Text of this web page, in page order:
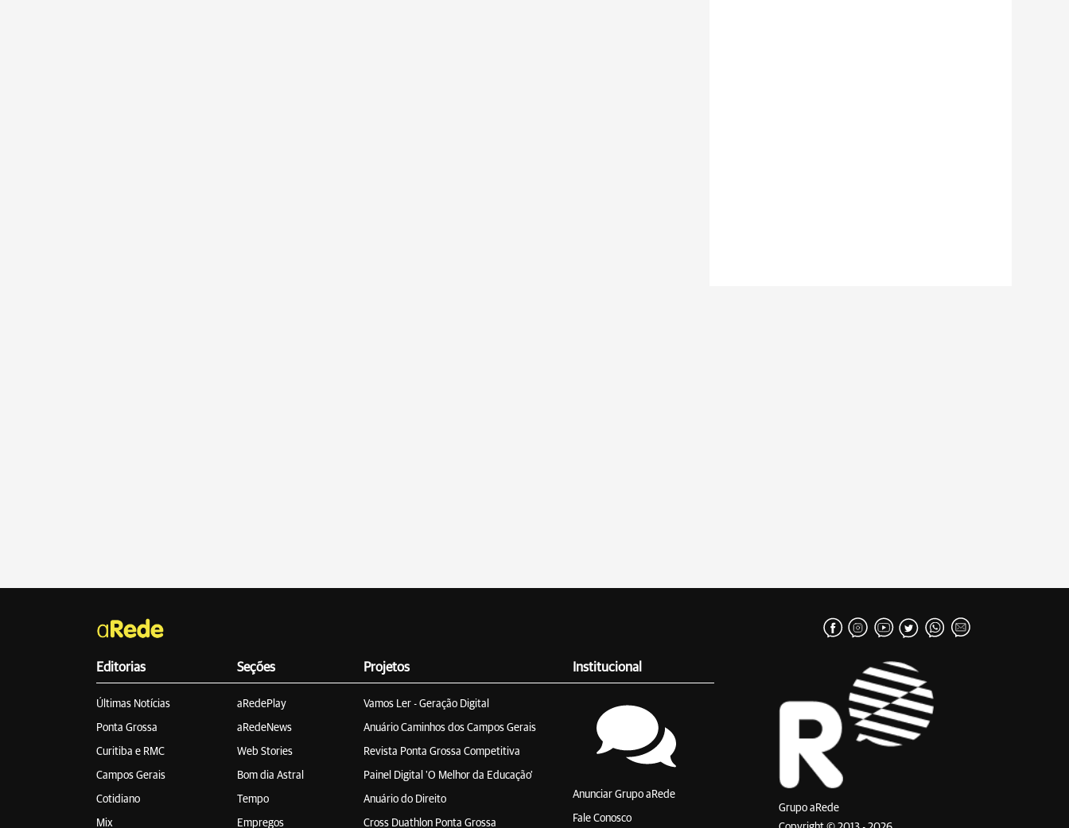
Editorias
Últimas Notícias
Ponta Grossa
Curitiba e RMC
Campos Gerais
Cotidiano
Mix
Seções
aRedePlay
aRedeNews
Web Stories
Bom dia Astral
Tempo
Empregos
Projetos
Vamos Ler - Geração Digital
Anuário Caminhos dos Campos Gerais
Revista Ponta Grossa Competitiva
Painel Digital 'O Melhor da Educação'
Anuário do Direito
Cross Duathlon Ponta Grossa
Institucional
Anunciar Grupo aRede
Fale Conosco
Grupo aRede